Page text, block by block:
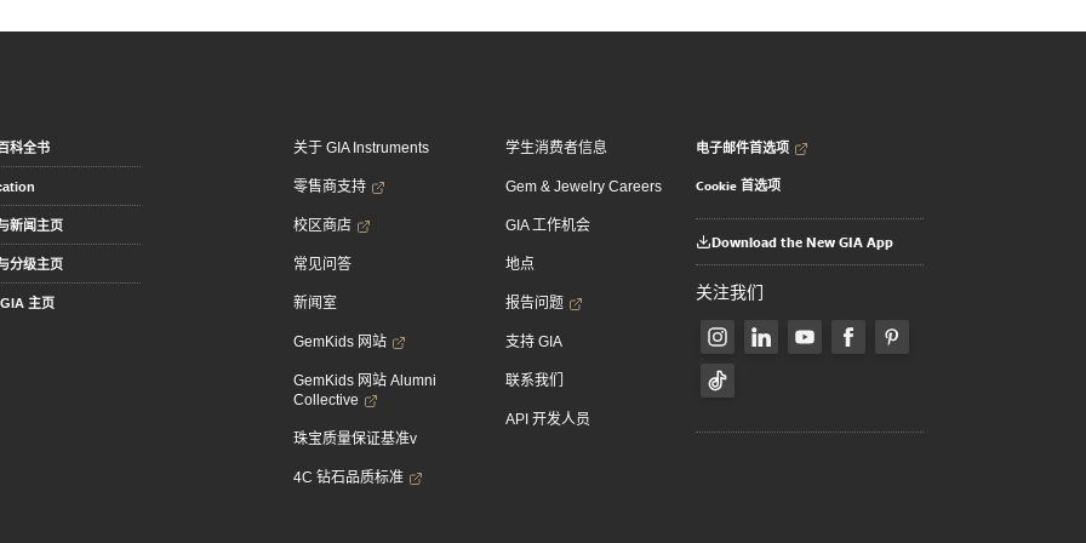
科全书
新闻主页
分级主页
主页
关于 GIA Instruments
零售商支持
校区商店
常见问答
新闻室
GemKids 网站
GemKids 网站 Alumni
Collective
珠宝质量保证基准v
4C 钻石品质标准
学生消费者信息
Gem & Jewelry Careers
GIA 工作机会
地点
报告问题
支持 GIA
联系我们
API 开发人员
电子邮件首选项
Cookie 首选项
Download the New GIA App
关注我们